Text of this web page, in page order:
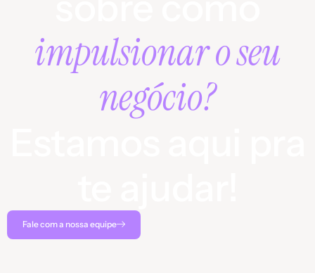
impulsionar o seu
negócio?
Fale com a nossa equipe